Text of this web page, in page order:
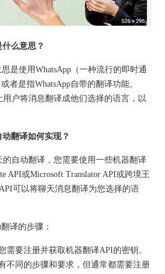
么意思？
使用WhatsApp（一种流行的即时通
者是指WhatsApp自带的翻译功能。
用户将消息翻译成他们选择的语言，以
翻译如何实现？
自动翻译，您需要使用一些机器翻译
API或Microsoft Translator API或跨境王
可以将聊天消息翻译为您选择的语
译的步骤：
要注册并获取机器翻译API的密钥。
不同的步骤和要求，但通常都需要注册